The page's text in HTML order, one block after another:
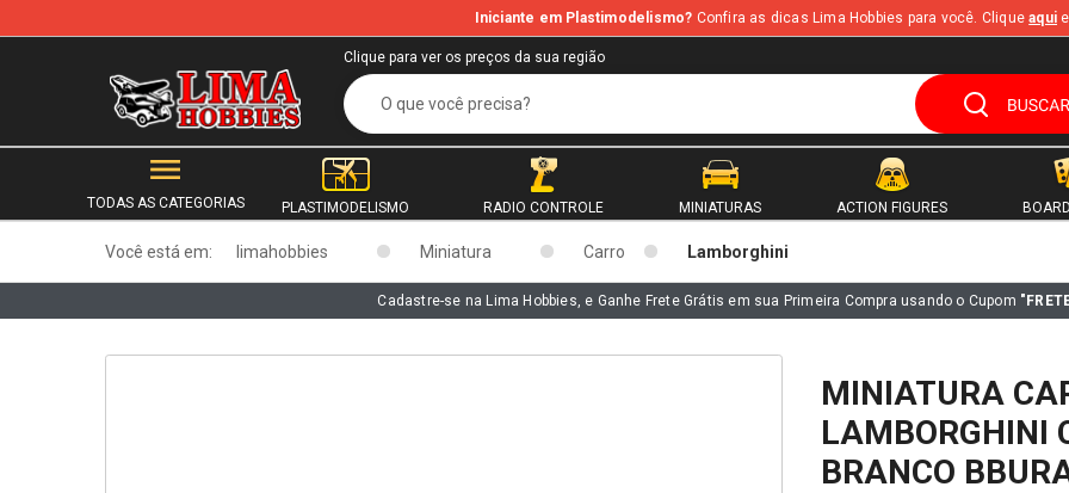
b
Iniciante em Plastimodelismo? Confira as dicas Lima Hobbies para você. Cliqueaqui
Clique para ver os preços da sua região
TODAS AS CATEGORIAS PLASTIMODELISMO RADIO CONTROLE MINIATURAS ACTION FIGURES
Você está em: limahobbies Miniatura Carro Lamborghini
Cadastre-se na Lima Hobbies, e Ganhe Frete Grátis em sua Primeira Compra usando o Cupom
MINIATURA
LAMBORGHINI
BRANCO